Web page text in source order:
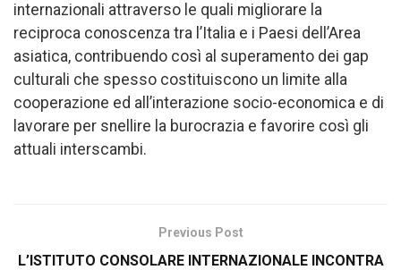
internazionali attraverso le quali migliorare la
reciproca conoscenza tra l’Italia e i Paesi dell’Area
asiatica, contribuendo così al superamento dei gap
culturali che spesso costituiscono un limite alla
cooperazione ed all’interazione socio-economica e di
lavorare per snellire la burocrazia e favorire così gli
attuali interscambi.
Previous Post
L’ISTITUTO CONSOLARE INTERNAZIONALE INCONTRA